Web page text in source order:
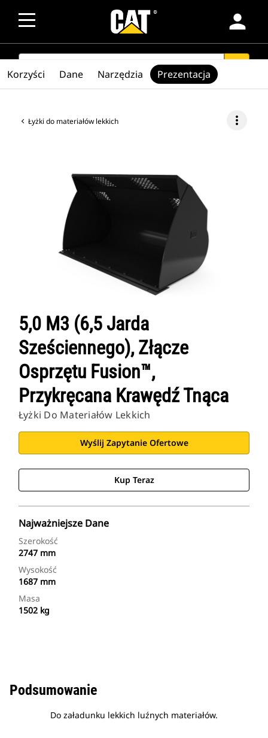
person
SEARCH
Łyżki do materiałów lekkich more_vert
5,0 M3 (6,5 Jarda
Sześciennego), Złącze
Osprzętu Fusion™,
Przykręcana Krawędź Tnąca
Łyżki Do Materiałów Lekkich
Wyślij Zapytanie Ofertowe
Kup Teraz
Najważniejsze Dane
Szerokość
2747 mm
Wysokość
1687 mm
Masa
1502 kg
Korzyści Dane Narzędzia Prezentacja
Podsumowanie
Do załadunku lekkich luźnych materiałów.